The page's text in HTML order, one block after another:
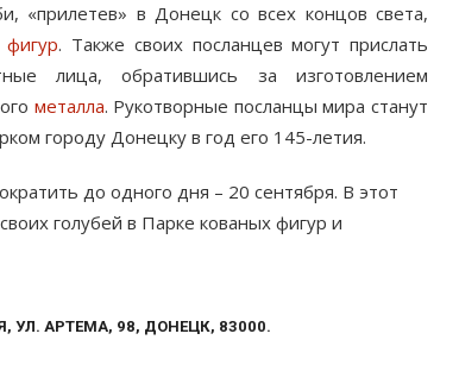
«прилетев» в Донецк со всех концов света,
фигур. Также своих посланцев могут прислать
лица, обратившись за изготовлением
металла. Рукотворные посланцы мира станут
городу Донецку в год его 145-летия.
до одного дня – 20 сентября. В этот
голубей в Парке кованых фигур и
АРТЕМА, 98, ДОНЕЦК, 83000.